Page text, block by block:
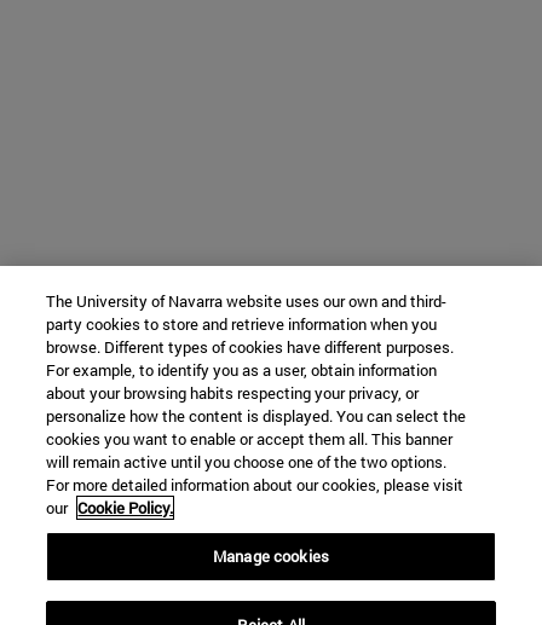
The University of Navarra website uses our own and third-
party cookies to store and retrieve information when you
browse. Different types of cookies have different purposes.
For example, to identify you as a user, obtain information
about your browsing habits respecting your privacy, or
personalize how the content is displayed. You can select the
cookies you want to enable or accept them all. This banner
will remain active until you choose one of the two options.
For more detailed information about our cookies, please visit
our Cookie Policy.
Manage cookies